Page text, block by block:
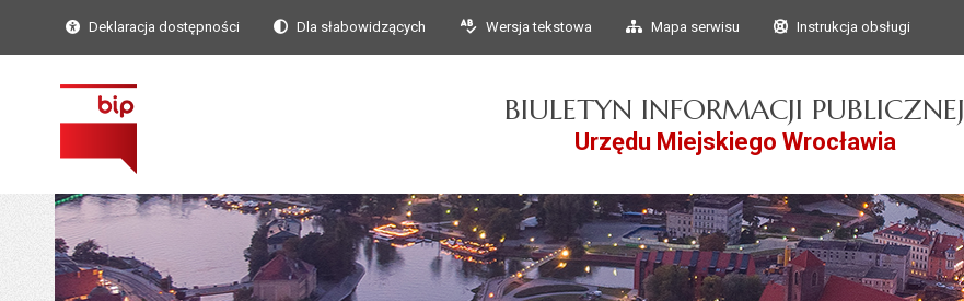
Przejdź do głównego
Przejdź do treści
Deklaracja dostępności Dla słabowidzących Wersja tekstowa Mapa serwisu Instrukcja obsługi
BIULETYN INFORMACJI PUBLICZNEJ
Urzędu Miejskiego Wrocławia